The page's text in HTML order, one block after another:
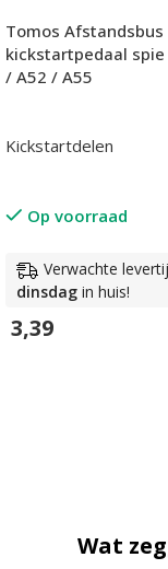
Tomos Afstandsbus
kickstartpedaal spie
/ A52 / A55
Kickstartdelen
Op voorraad
Verwachte
dinsdag in huis!
3,39
Wat